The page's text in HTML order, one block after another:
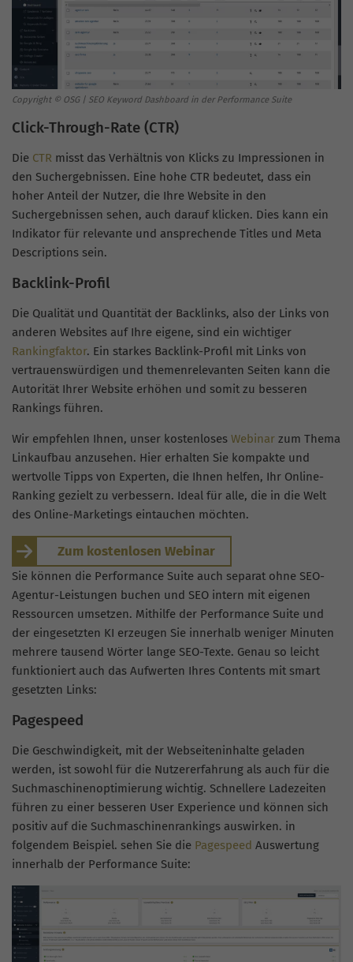
Copyright © OSG | SEO Keyword Dashboard in der Performance Suite
Click-Through-Rate (CTR)
Die CTR misst das Verhältnis von Klicks zu Impressionen in
den Suchergebnissen. Eine hohe CTR bedeutet, dass ein
hoher Anteil der Nutzer, die Ihre Website in den
Suchergebnissen sehen, auch darauf klicken. Dies kann ein
Indikator für relevante und ansprechende Titles und Meta
Descriptions sein.
Backlink-Profil
Die Qualität und Quantität der Backlinks, also der Links von
anderen Websites auf Ihre eigene, sind ein wichtiger
Rankingfaktor. Ein starkes Backlink-Profil mit Links von
vertrauenswürdigen und themenrelevanten Seiten kann die
Autorität Ihrer Website erhöhen und somit zu besseren
Rankings führen.
Wir empfehlen Ihnen, unser kostenloses Webinar zum Thema
Linkaufbau anzusehen. Hier erhalten Sie kompakte und
wertvolle Tipps von Experten, die Ihnen helfen, Ihr Online-
Ranking gezielt zu verbessern. Ideal für alle, die in die Welt
des Online-Marketings eintauchen möchten.
Zum kostenlosen Webinar
Sie können die Performance Suite auch separat ohne SEO-
Agentur-Leistungen buchen und SEO intern mit eigenen
Ressourcen umsetzen. Mithilfe der Performance Suite und
der eingesetzten KI erzeugen Sie innerhalb weniger Minuten
mehrere tausend Wörter lange SEO-Texte. Genau so leicht
funktioniert auch das Aufwerten Ihres Contents mit smart
gesetzten Links:
Pagespeed
Die Geschwindigkeit, mit der Webseiteninhalte geladen
werden, ist sowohl für die Nutzererfahrung als auch für die
Suchmaschinenoptimierung wichtig. Schnellere Ladezeiten
führen zu einer besseren User Experience und können sich
positiv auf die Suchmaschinenrankings auswirken. in
folgendem Beispiel. sehen Sie die Pagespeed Auswertung
innerhalb der Performance Suite: